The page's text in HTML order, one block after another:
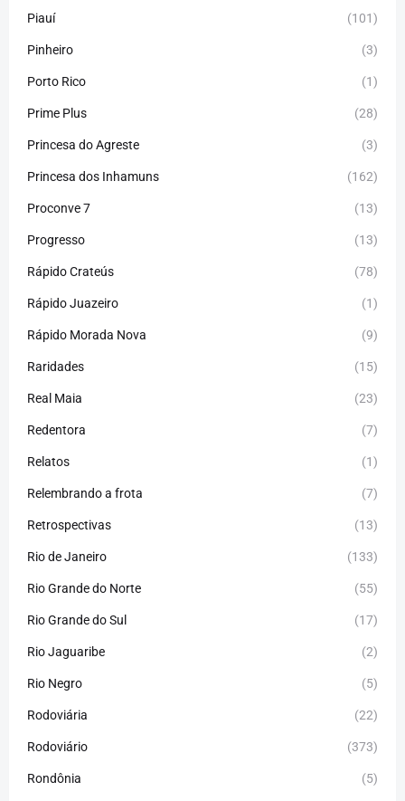
Piauí (101)
Pinheiro (3)
Porto Rico (1)
Prime Plus (28)
Princesa do Agreste (3)
Princesa dos Inhamuns (162)
Proconve 7 (13)
Progresso (13)
Rápido Crateús (78)
Rápido Juazeiro (1)
Rápido Morada Nova (9)
Raridades (15)
Real Maia (23)
Redentora (7)
Relatos (1)
Relembrando a frota (7)
Retrospectivas (13)
Rio de Janeiro (133)
Rio Grande do Norte (55)
Rio Grande do Sul (17)
Rio Jaguaribe (2)
Rio Negro (5)
Rodoviária (22)
Rodoviário (373)
Rondônia (5)